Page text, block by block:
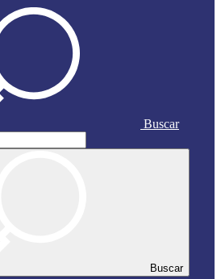
Buscar
Buscar